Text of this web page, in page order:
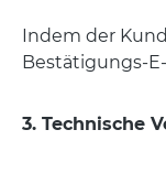
Indem der
Bestätigungs-
3. Technische